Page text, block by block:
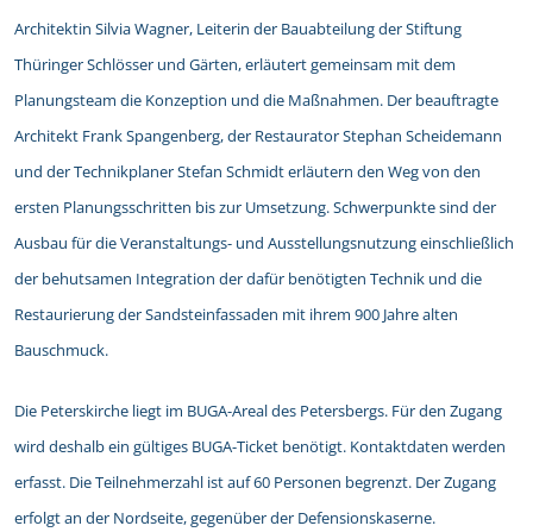
Architektin Silvia Wagner, Leiterin der Bauabteilung der Stiftung
Thüringer Schlösser und Gärten, erläutert gemeinsam mit dem
Planungsteam die Konzeption und die Maßnahmen. Der beauftragte
Architekt Frank Spangenberg, der Restaurator Stephan Scheidemann
und der Technikplaner Stefan Schmidt erläutern den Weg von den
ersten Planungsschritten bis zur Umsetzung. Schwerpunkte sind der
Ausbau für die Veranstaltungs- und Ausstellungsnutzung einschließlich
der behutsamen Integration der dafür benötigten Technik und die
Restaurierung der Sandsteinfassaden mit ihrem 900 Jahre alten
Bauschmuck.
Die Peterskirche liegt im BUGA-Areal des Petersbergs. Für den Zugang
wird deshalb ein gültiges BUGA-Ticket benötigt. Kontaktdaten werden
erfasst. Die Teilnehmerzahl ist auf 60 Personen begrenzt. Der Zugang
erfolgt an der Nordseite, gegenüber der Defensionskaserne.